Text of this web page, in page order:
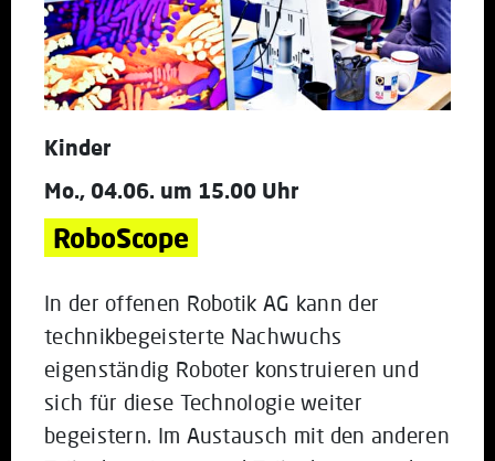
Kinder
Mo., 04.06. um 15.00 Uhr
RoboScope
In der offenen Robotik AG kann der
technikbegeisterte Nachwuchs
eigenständig Roboter konstruieren und
sich für diese Technologie weiter
begeistern. Im Austausch mit den anderen